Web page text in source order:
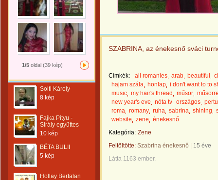
1/5 oldal (39 kép)
Solti Károly
8 kép
Fajka Pityu -
Sirály együttes
10 kép
BÉTA BULII
5 kép
Hollay Bertalan
SZABRINA, az énekesnő sváci
Címkék: all romanies arab beautiful
hajam szála
honlap i don't want to to
music my hair's thread műsor
new year's eve
nóta tv országos
roma romany ruha sabrina shining
website
zene
énekesnő
Kategória: Zene
Feltöltötte: Szabrina énekesnő
15 éve
Látta 1163 ember.